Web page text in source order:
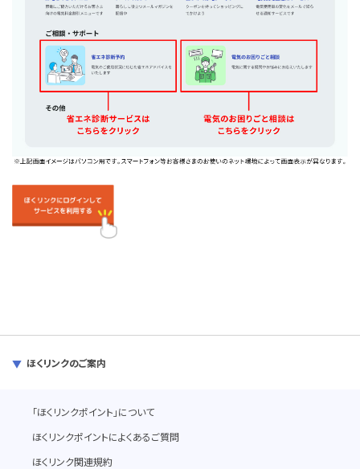
ほくリンクのご案内
「ほくリンクポイント」について
ほくリンクポイントによくあるご質問
ほくリンク関連規約